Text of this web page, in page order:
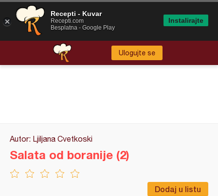
Ulogujte se
Autor: Ljiljana Cvetkoski
Dodaj u listu
Salata od boranije (2)
Recepti - Kuvar
Recepti.com
Besplatna - Google Play
Instalirajte